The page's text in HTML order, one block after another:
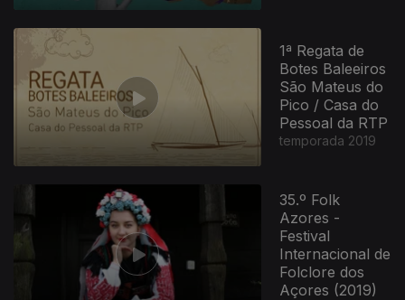
1ª Regata de
Botes Baleeiros
São Mateus do
Pico / Casa do
Pessoal da RTP
temporada 2019
35.º Folk
Azores -
Festival
Internacional de
Folclore dos
Açores (2019)